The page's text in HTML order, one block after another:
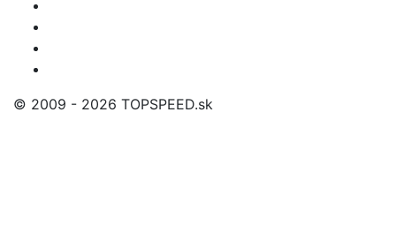
© 2009 - 2026 TOPSPEED.sk